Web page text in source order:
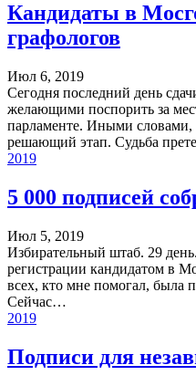
Кандидаты в
графологов
Июл 6, 2019
Сегодня последний день
желающими поспорить за
парламенте. Иными словами,
решающий этап. Судьба
2019
5 000 подписей
Июл 5, 2019
Избирательный штаб. 29
регистрации кандидатом в
всех, кто мне помогал, была
Сейчас…
2019
Подписи для